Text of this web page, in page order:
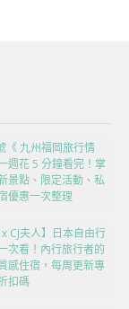
《 九州福岡旅行情
週花 5 分鐘看完！掌
景點、限定活動、私
優惠一次整理
CJ夫人】日本自由行
次看！內行旅行者的
感住宿，每周更新專
扣碼